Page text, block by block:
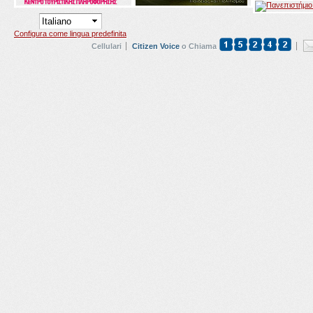
Configura come lingua predefinita
Cellulari
Citizen Voice o Chiama